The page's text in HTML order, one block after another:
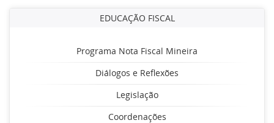
EDUCAÇÃO FISCAL
Programa Nota Fiscal Mineira
Diálogos e Reflexões
Legislação
Coordenações